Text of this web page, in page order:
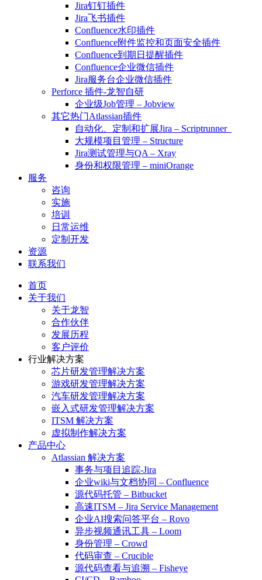
Jira钉钉插件
Jira飞书插件
Confluence水印插件
Confluence附件监控和页面安全插件
Confluence到期日提醒插件
Confluence企业微信插件
Jira服务台企业微信插件
Perforce 插件-龙智自研
企业级Job管理 – Jobview
其它热门Atlassian插件
自动化、定制和扩展Jira – Scriptrunner
大规模项目管理 – Structure
Jira测试管理与QA – Xray
身份和权限管理 – miniOrange
服务
咨询
实施
培训
日常运维
定制开发
资源
联系我们
首页
关于我们
关于龙智
合作伙伴
发展历程
客户评价
行业解决方案
芯片研发管理解决方案
游戏研发管理解决方案
汽车研发管理解决方案
嵌入式研发管理解决方案
ITSM 解决方案
虚拟制作解决方案
产品中心
Atlassian 解决方案
事务与项目追踪-Jira
企业wiki与文档协同 – Confluence
源代码托管 – Bitbucket
高速ITSM – Jira Service Management
企业AI搜索问答平台 – Rovo
异步视频通讯工具 – Loom
身份管理 – Crowd
代码审查 – Crucible
源代码查看与追溯 – Fisheye